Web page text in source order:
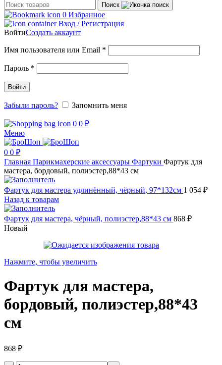
Поиск
0 Избранное
Вход / Регистрация
ВойтиСоздать аккаунт
Имя пользователя или Email *
Пароль *
Войти
Забыли пароль? Запомнить меня
0 0 ₽
Меню
0 0 ₽
Главная Парикмахерские аксессуары Фартуки Фартук для
мастера, бордовый, полиэстер,88*43 см
Фартук для мастера удлинённый, чёрный, 97*132см 1 054 ₽
Назад к товарам
Фартук для мастера, чёрный, полиэстер,88*43 см 868 ₽
Новый
Нажмите, чтобы увеличить
Фартук для мастера,
бордовый, полиэстер,88*43
см
868 ₽